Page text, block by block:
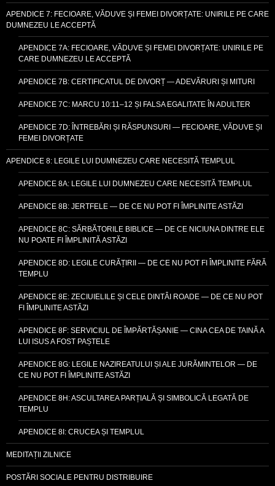
APENDICE 7: FECIOARE, VĂDUVE ȘI FEMEI DIVORȚATE: UNIRILE PE CARE
DUMNEZEU LE ACCEPTĂ
APENDICE 7A: FECIOARE, VĂDUVE ȘI FEMEI DIVORȚATE: UNIRILE PE
CARE DUMNEZEU LE ACCEPTĂ
APENDICE 7B: CERTIFICATUL DE DIVORȚ — ADEVĂRURI ȘI MITURI
APENDICE 7C: MARCU 10:11–12 ȘI FALSA EGALITATE ÎN ADULTER
APENDICE 7D: ÎNTREBĂRI ȘI RĂSPUNSURI — FECIOARE, VĂDUVE ȘI
FEMEI DIVORȚATE
APENDICE 8: LEGILE LUI DUMNEZEU CARE NECESITĂ TEMPLUL
APENDICE 8A: LEGILE LUI DUMNEZEU CARE NECESITĂ TEMPLUL
APENDICE 8B: JERTFELE — DE CE NU POT FI ÎMPLINITE ASTĂZI
APENDICE 8C: SĂRBĂTORILE BIBLICE — DE CE NICIUNA DINTRE ELE
NU POATE FI ÎMPLINITĂ ASTĂZI
APENDICE 8D: LEGILE CURĂȚIRII — DE CE NU POT FI ÎMPLINITE FĂRĂ
TEMPLU
APENDICE 8E: ZECIUIELILE ȘI CELE DINTÂI ROADE — DE CE NU POT
FI ÎMPLINITE ASTĂZI
APENDICE 8F: SERVICIUL DE ÎMPĂRTĂȘANIE — CINA CEA DE TAINĂ A
LUI ISUS A FOST PAȘTELE
APENDICE 8G: LEGILE NAZIREATULUI ȘI ALE JURĂMINTELOR — DE
CE NU POT FI ÎMPLINITE ASTĂZI
APENDICE 8H: ASCULTAREA PARȚIALĂ ȘI SIMBOLICĂ LEGATĂ DE
TEMPLU
APENDICE 8I: CRUCEA ȘI TEMPLUL
MEDITAȚII ZILNICE
POSTĂRI SOCIALE PENTRU DISTRIBUIRE